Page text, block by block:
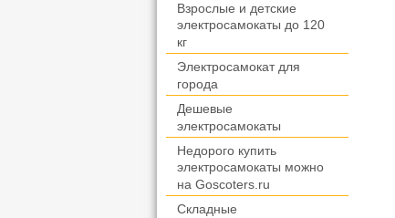
Взрослые и детские
электросамокаты до 120
кг
Электросамокат для
города
Дешевые
электросамокаты
Недорого купить
электросамокаты можно
на Goscoters.ru
Складные